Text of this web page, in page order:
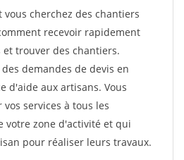
cherchez des chantiers
recevoir rapidement
trouver des chantiers.
demandes de devis en
d'aide aux artisans. Vous
services à tous les
votre zone d'activité et qui
pour réaliser leurs travaux.